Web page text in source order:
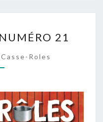
21
Casse-Roles